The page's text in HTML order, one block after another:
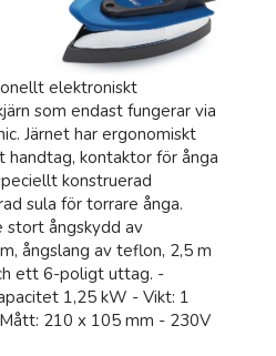
elektroniskt
som endast fungerar via
Järnet har ergonomiskt
handtag, kontaktor för ånga
konstruerad
sula för torrare ånga.
stort ångskydd av
ångslang av teflon, 2,5 m
ett 6-poligt uttag. -
1,25 kW - Vikt: 1
210 x 105 mm - 230V